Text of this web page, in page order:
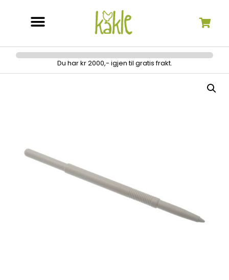
Du har kr 2000,- igjen til gratis frakt.